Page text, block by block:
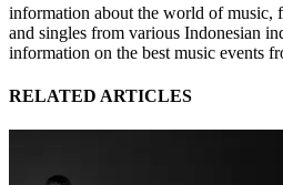
information about the world of music,
and singles from various Indonesian
information on the best music events
RELATED ARTICLES